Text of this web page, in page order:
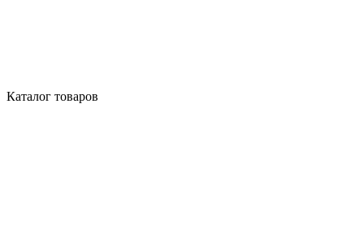
Каталог товаров